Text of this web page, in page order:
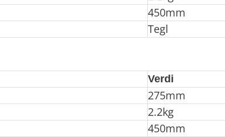
450mm
Tegl
Verdi
275mm
2.2kg
450mm